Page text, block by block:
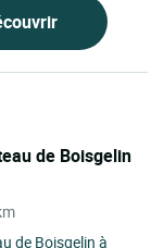
de Boisgelin
de Boisgelin à